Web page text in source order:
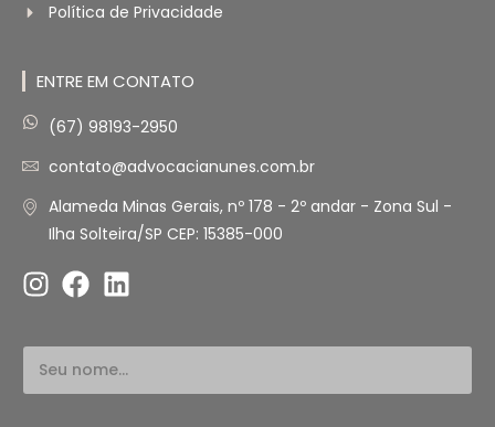
Política de Privacidade
ENTRE EM CONTATO
(67) 98193-2950
contato@advocacianunes.com.br
Alameda Minas Gerais, nº 178 - 2º andar - Zona Sul -
Ilha Solteira/SP CEP: 15385-000